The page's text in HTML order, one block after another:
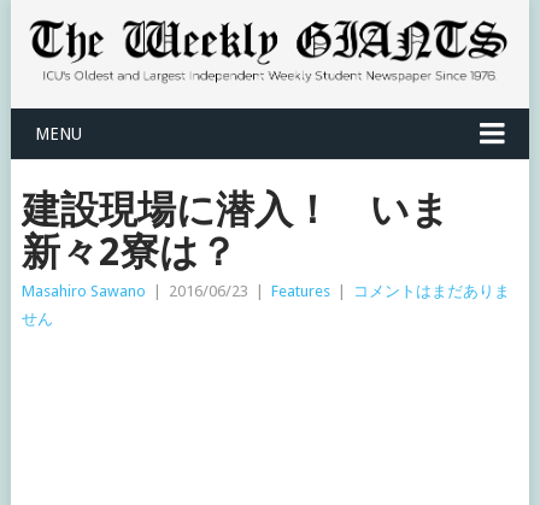
MENU
建設現場に潜入！ いま
新々2寮は？
Masahiro Sawano 2016/06/23 Features
コメントはまだありま
せん